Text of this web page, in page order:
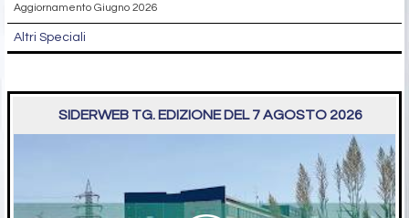
Aggiornamento Giugno 2026
Altri Speciali
SIDERWEB TG. EDIZIONE DEL 7 AGOSTO 2026